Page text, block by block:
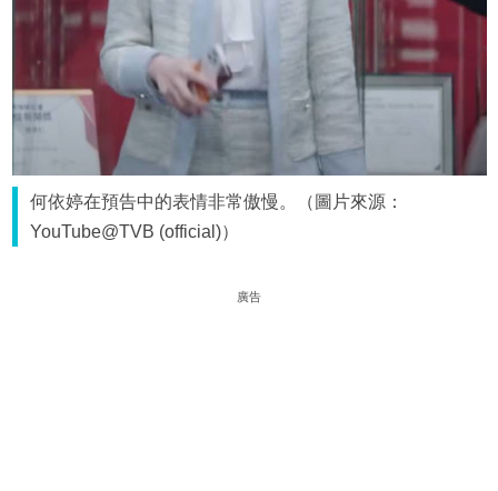
何依婷在預告中的表情非常傲慢。（圖片來源：
YouTube@TVB (official)）
廣告